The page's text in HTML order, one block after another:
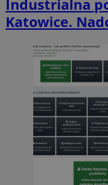
Industrialna
Katowice.